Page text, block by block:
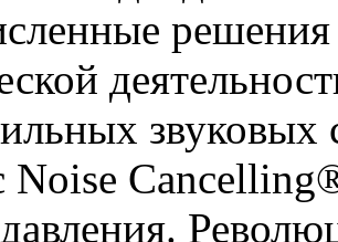
решения
Noise